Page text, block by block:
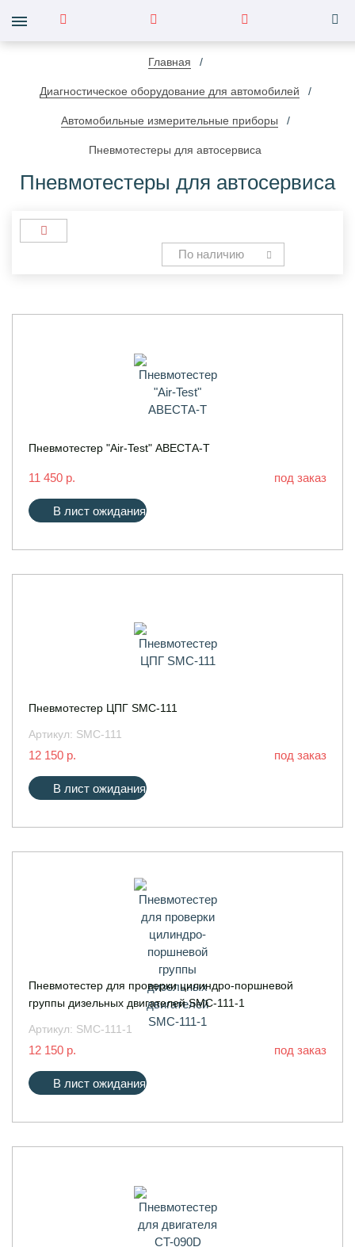
Главная
Диагностическое оборудование для автомобилей
Автомобильные измерительные приборы
Пневмотестеры для автосервиса
Пневмотестеры для автосервиса
По наличию
Пневмотестер "Air-Test" АВЕСТА-Т
11 450 р. под заказ
В лист ожидания
Пневмотестер ЦПГ SMC-111
Артикул: SMC-111
12 150 р. под заказ
В лист ожидания
Пневмотестер для проверки цилиндро-поршневой
группы дизельных двигателей SMC-111-1
Артикул: SMC-111-1
12 150 р. под заказ
В лист ожидания